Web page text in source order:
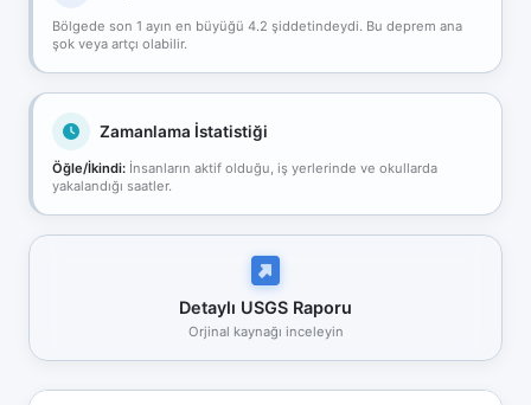
Bölgede son 1 ayın en büyüğü 4.2 şiddetindeydi. Bu deprem ana
şok veya artçı olabilir.
Zamanlama İstatistiği
Öğle/İkindi: İnsanların aktif olduğu, iş yerlerinde ve okullarda
yakalandığı saatler.
Detaylı USGS Raporu
Orjinal kaynağı inceleyin